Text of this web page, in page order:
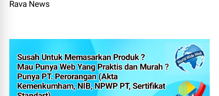
Rava News